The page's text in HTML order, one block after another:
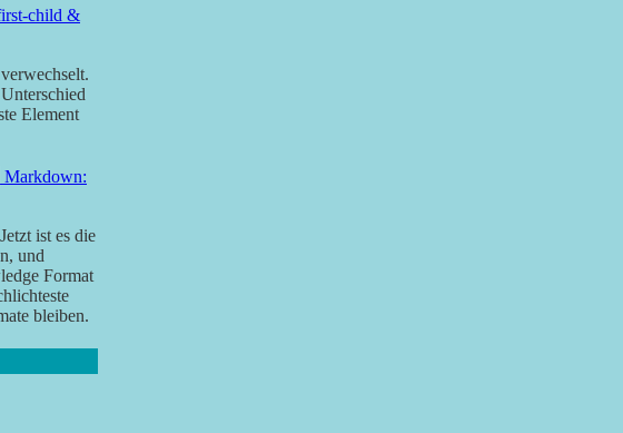
child &
Element
Markdown:
ist es die
und
Format
bleiben.